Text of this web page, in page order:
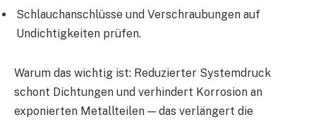
Schlauchanschlüsse und Verschraubungen auf
Undichtigkeiten prüfen.
Warum das wichtig ist: Reduzierter Systemdruck
schont Dichtungen und verhindert Korrosion an
exponierten Metallteilen — das verlängert die